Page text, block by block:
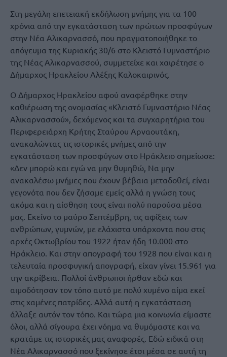
Στη μεγάλη επετειακή εκδήλωση μνήμης για τα 100
χρόνια από την εγκατάσταση των πρώτων προσφύγων
στην Νέα Αλικαρνασσό, που πραγματοποιήθηκε το
απόγευμα της Κυριακής 30/6 στο Κλειστό Γυμναστήριο
της Νέας Αλικαρνασσού, συμμετείχε και χαιρέτησε ο
Δήμαρχος Ηρακλείου Αλέξης Καλοκαιρινός.
Ο Δήμαρχος Ηρακλείου αφού αναφέρθηκε στην
καθιέρωση της ονομασίας «Κλειστό Γυμναστήριο Νέας
Αλικαρνασσού», δεχόμενος και τα συγχαρητήρια του
Περιφερειάρχη Κρήτης Σταύρου Αρναουτάκη,
ανακαλώντας τις ιστορικές μνήμες από την
εγκατάσταση των προσφύγων στο Ηράκλειο σημείωσε:
«Δεν μπορώ και εγώ να μην θυμηθώ, Να μην
ανακαλέσω μνήμες που έχουν βέβαια μεταδοθεί, είναι
γεγονότα που δεν ζήσαμε εμείς αλλά η γνώση τους
ακόμα και η αίσθηση τους είναι πολύ παρούσα μέσα
μας. Εκείνο το μαύρο Σεπτέμβρη, τις αφίξεις των
ανθρώπων, γυμνών, με ελάχιστα υπάρχοντα που στις
αρχές Οκτωβρίου του 1922 ήταν ήδη 10.000 στο
Ηράκλειο. Και στην απογραφή του 1928 που είναι και η
τελευταία προσφυγική απογραφή, είχαν γίνει 15.961 για
την ακρίβεια. Πολλοί άνθρωποι ήρθαν εδώ και
αιμοδότησαν τον τόπο αυτό με πολύ χυμένο αίμα εκεί
στις χαμένες πατρίδες. Αλλά αυτή η εγκατάσταση
άλλαξε αυτόν τον τόπο. Και τώρα μια κοινωνία είμαστε
όλοι, αλλά σίγουρα έχει νόημα να θυμόμαστε και να
κρατάμε τις ιστορικές μας αναφορές. Εδώ ειδικά στη
Νέα Αλικαρνασσό που ξεκίνησε έτσι μέσα σε αυτή τη